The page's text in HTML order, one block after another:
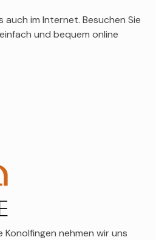
der Natur nutzt und
der Kundinnen und
Generika, auf dem
Standort verfügen wir
Generika, dabei steht die
im Internet. Besuchen Sie
und bequem online
Konolfingen nehmen wir uns